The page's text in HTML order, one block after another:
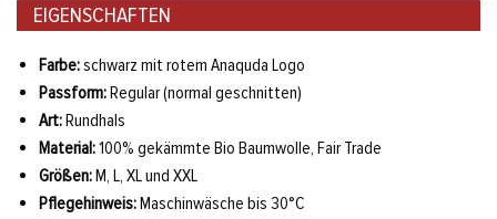
EIGENSCHAFTEN
Farbe:schwarz mit rotem Anaquda Logo
Passform:Regular (normal geschnitten)
Art:Rundhals
Material:100% gekämmte Bio Baumwolle, Fair Trade
Größen:M, L, XL und XXL
Pflegehinweis:Maschinwäsche bis 30°C